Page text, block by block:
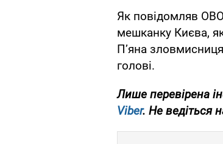
Як повідомляв
мешканку Києва,
П’яна
голові.
Лише перевірена
Viber. Не ведіться